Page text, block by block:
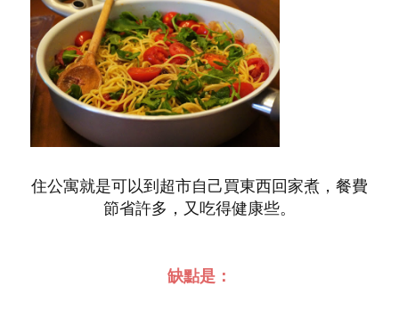
住公寓就是可以到超市自己買東西回家煮，餐費
節省許多，又吃得健康些。
缺點是：